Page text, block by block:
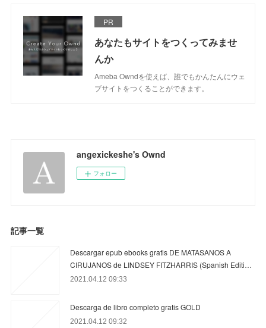
PR
あなたもサイトをつくってみませ
んか
Ameba Owndを使えば、誰でもかんたんにウェ
ブサイトをつくることができます。
angexickeshe's Ownd
フォロー
記事一覧
Descargar epub ebooks gratis DE MATASANOS A
CIRUJANOS de LINDSEY FITZHARRIS (Spanish Editi…
2021.04.12 09:33
Descarga de libro completo gratis GOLD
2021.04.12 09:32